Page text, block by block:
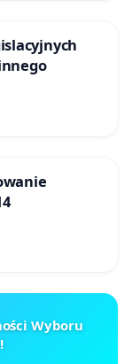
świadomi
pracy w
wzór godny
pod
Wyboru